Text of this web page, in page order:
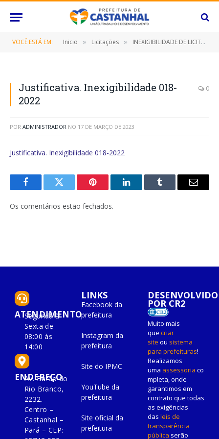
VOCÊ ESTÁ EM: Inicio » Licitações » INEXIGIBILIDADE DE LICITAÇÃO Nº 018/2022 (Contratação de empresa especializada para a aquisição de soluções desenvolvidas pela ALTOQI)
Justificativa. Inexigibilidade 018-
2022
0
POR ADMINISTRADOR NO 17 DE MARÇO DE 2023
Justificativa. Inexigibilidade 018-2022
FacebookTwitter Pinterest O
Tumblr
E-
Os comentários estão fechados.
ATENDIMENTO
Segunda à
Sexta de
08:00 às
14:00
ENDEREÇO
Av. Barão do
Rio Branco,
2232.
Centro –
Castanhal –
Pará – CEP:
LINKS
Facebook da
prefeitura
Instagram da
prefeitura
Site do IPMC
YouTube da
prefeitura
Site oficial da
prefeitura
DESENVOLVIDO
POR CR2
Muito mais
que criar
site ou sistema
para prefeituras!
Realizamos
uma assessoria co
mpleta, onde
garantimos em
contrato que todas
as exigências
das leis de
transparência
pública serão